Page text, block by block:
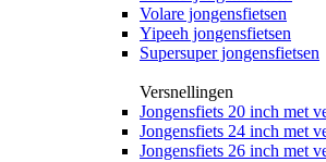
Volare jongensfietsen
Yipeeh jongensfietsen
Supersuper jongensfietsen
Versnellingen
Jongensfiets 20 inch met
Jongensfiets 24 inch met
Jongensfiets 26 inch met